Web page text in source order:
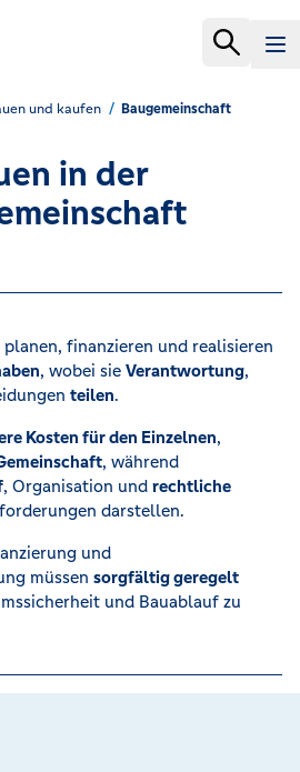
und kaufen Baugemeinschaft
in der
planen, finanzieren und realisieren
, wobei sie Verantwortung,
teilen.
Kosten für den Einzelnen,
, während
, Organisation und rechtliche
darstellen.
und
müssen sorgfältig geregelt
und Bauablauf zu